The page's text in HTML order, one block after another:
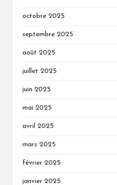
octobre 2025
septembre 2025
août 2025
juillet 2025
juin 2025
mai 2025
avril 2025
mars 2025
février 2025
janvier 2025